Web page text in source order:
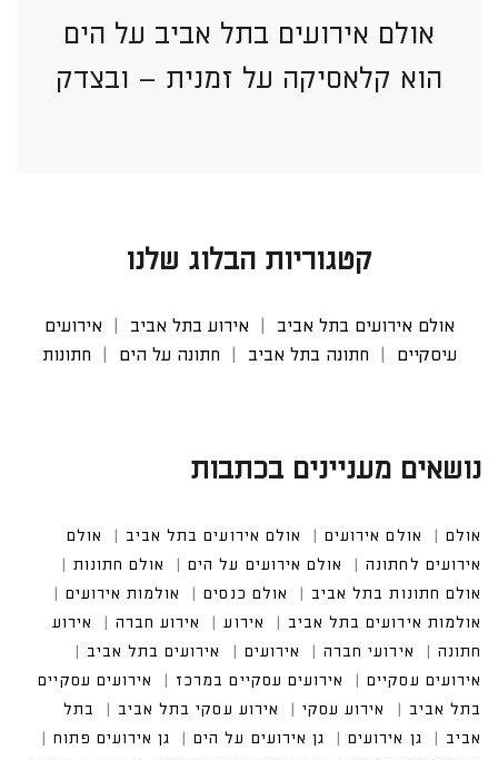
אולם אירועים בתל אביב על הים
הוא קלאסיקה על זמנית – ובצדק
קטגוריות הבלוג שלנו
אולם אירועים בתל אביב אירוע בתל אביב
אירועים
עיסקיים
חתונה בתל אביב חתונה על הים חתונות
נושאים מעניינים בכתבות
אולם אולם אירועים אולם אירועים בתל אביב
אולם אי
רועים לחתונה
אולם אירועים על הים
אולם חתונות
אולם חתונות בתל אביב
אולם כנסים
אולמות אירועים
אולמות אירועים בתל אביב
אירועים בתל אביב
אירועים עסקיים במרכז
אירועים עסקיים בתל אביב